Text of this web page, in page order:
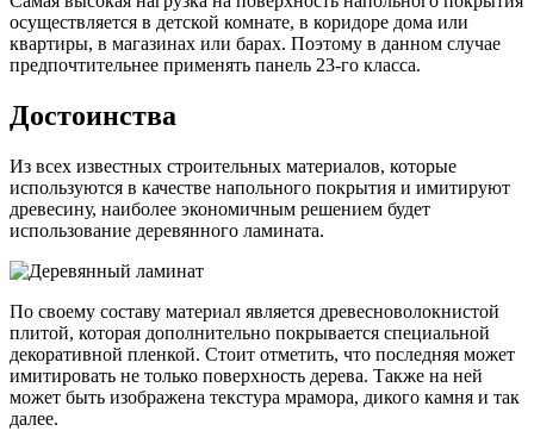
осуществляется в детской комнате, в коридоре дома или
квартиры, в магазинах или барах. Поэтому в данном случае
предпочтительнее применять панель 23-го класса.
Достоинства
Из всех известных строительных материалов, которые
используются в качестве напольного покрытия и имитируют
древесину, наиболее экономичным решением будет
использование деревянного ламината.
По своему составу материал является древесноволокнистой
плитой, которая дополнительно покрывается специальной
декоративной пленкой. Стоит отметить, что последняя может
имитировать не только поверхность дерева. Также на ней
может быть изображена текстура мрамора, дикого камня и так
далее.